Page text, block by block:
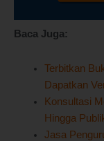
Baca Juga:
Terbitkan
Dapatkan
Konsultasi
Hingga
Jasa